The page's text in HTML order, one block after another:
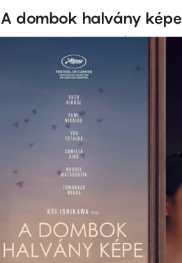
A dombok halvány képe